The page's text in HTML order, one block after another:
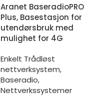
Aranet BaseradioPRO
Plus, Basestasjon for
utendørsbruk med
mulighet for 4G
Enkelt Trådløst
nettverksystem,
Baseradio,
Nettverkssystemer